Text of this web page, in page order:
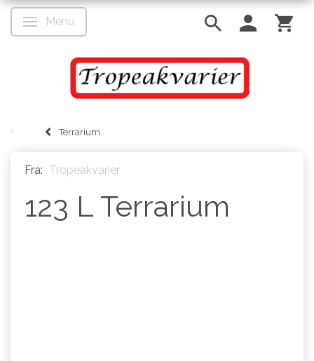
Skifte navigation
Menu
Terrarium
Fra: Tropeakvarier
123 L Terrarium